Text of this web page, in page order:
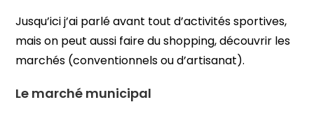
Jusqu’ici j’ai parlé avant tout d’activités sportives,
mais on peut aussi faire du shopping, découvrir les
marchés (conventionnels ou d’artisanat).
Le marché municipal